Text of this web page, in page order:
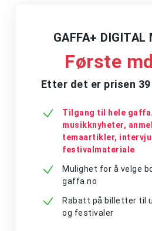
GAFFA+ DIGITAL
Første
Etter det er prisen 39
Tilgang til hele
musikknyheter,
temaartikler,
festivalmateriale
Mulighet for å velge
gaffa.no
Rabatt på billetter til
og festivaler